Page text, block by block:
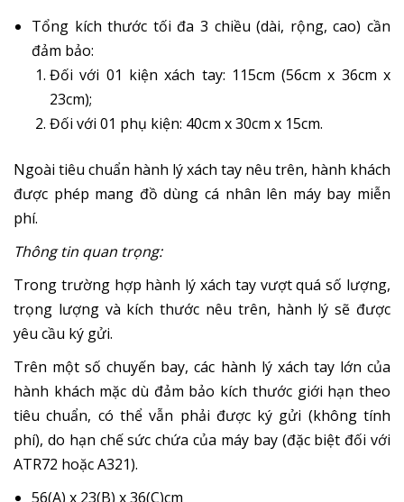
Tổng kích thước tối đa 3 chiều (dài, rộng, cao) cần
đảm bảo:
Đối với 01 kiện xách tay: 115cm (56cm x 36cm x
23cm);
Đối với 01 phụ kiện: 40cm x 30cm x 15cm.
Ngoài tiêu chuẩn hành lý xách tay nêu trên, hành khách
được phép mang đồ dùng cá nhân lên máy bay miễn
phí.
Thông tin quan trọng:
Trong trường hợp hành lý xách tay vượt quá số lượng,
trọng lượng và kích thước nêu trên, hành lý sẽ được
yêu cầu ký gửi.
Trên một số chuyến bay, các hành lý xách tay lớn của
hành khách mặc dù đảm bảo kích thước giới hạn theo
tiêu chuẩn, có thể vẫn phải được ký gửi (không tính
phí), do hạn chế sức chứa của máy bay (đặc biệt đối với
ATR72 hoặc A321).
56(A) x 23(B) x 36(C)cm